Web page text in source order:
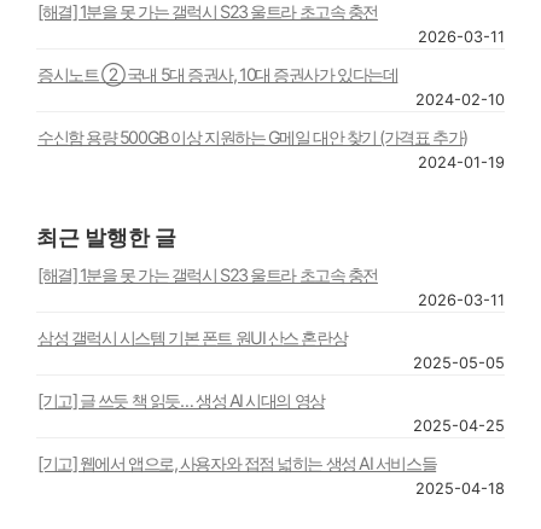
[해결] 1분을 못 가는 갤럭시 S23 울트라 초고속 충전
2026-03-11
증시노트 ② 국내 5대 증권사, 10대 증권사가 있다는데
2024-02-10
수신함 용량 500GB 이상 지원하는 G메일 대안 찾기 (가격표 추가)
2024-01-19
최근 발행한 글
[해결] 1분을 못 가는 갤럭시 S23 울트라 초고속 충전
2026-03-11
삼성 갤럭시 시스템 기본 폰트 원UI 산스 혼란상
2025-05-05
[기고] 글 쓰듯 책 읽듯… 생성 AI 시대의 영상
2025-04-25
[기고] 웹에서 앱으로, 사용자와 접점 넓히는 생성 AI 서비스들
2025-04-18